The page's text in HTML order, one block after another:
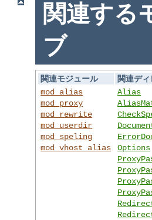
関連する
ブ
関連モジュール
関連デ
mod_alias
mod_proxy
mod_rewrite
mod_userdir
mod_speling
mod_vhost_alias
Alias
Options